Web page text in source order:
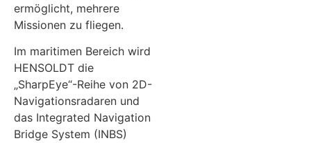
ermöglicht, mehrere
Missionen zu fliegen.
Im maritimen Bereich wird
HENSOLDT die
„SharpEye“-Reihe von 2D-
Navigationsradaren und
das Integrated Navigation
Bridge System (INBS)